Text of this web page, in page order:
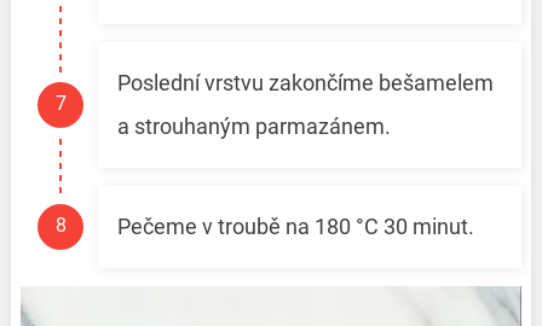
Poslední vrstvu zakončíme bešamelem
a strouhaným parmazánem.
Pečeme v troubě na 180 °C 30 minut.